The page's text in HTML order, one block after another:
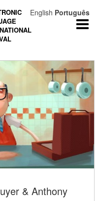
& Anthony
English Português